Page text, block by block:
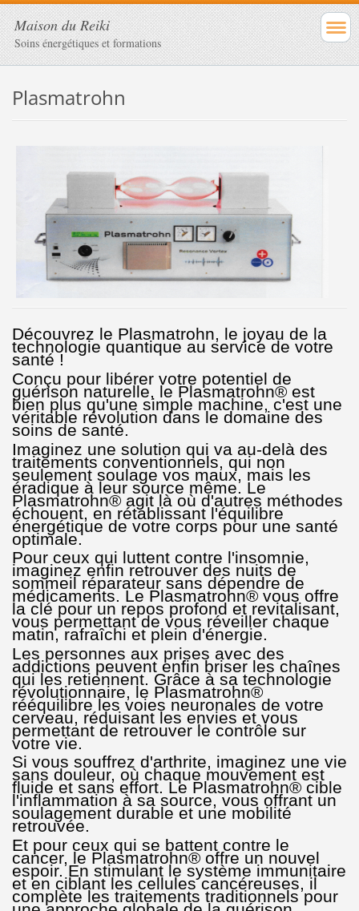
Maison du Reiki
Soins énergétiques et formations
Plasmatrohn
Découvrez le Plasmatrohn, le joyau de la
technologie quantique au service de votre
santé !
Conçu pour libérer votre potentiel de
guérison naturelle, le Plasmatrohn® est
bien plus qu'une simple machine, c'est une
véritable révolution dans le domaine des
soins de santé.
Imaginez une solution qui va au-delà des
traitements conventionnels, qui non
seulement soulage vos maux, mais les
éradique à leur source même. Le
Plasmatrohn® agit là où d'autres méthodes
échouent, en rétablissant l'équilibre
énergétique de votre corps pour une santé
optimale.
Pour ceux qui luttent contre l'insomnie,
imaginez enfin retrouver des nuits de
sommeil réparateur sans dépendre de
médicaments. Le Plasmatrohn® vous offre
la clé pour un repos profond et revitalisant,
vous permettant de vous réveiller chaque
matin, rafraîchi et plein d'énergie.
Les personnes aux prises avec des
addictions peuvent enfin briser les chaînes
qui les retiennent. Grâce à sa technologie
révolutionnaire, le Plasmatrohn®
rééquilibre les voies neuronales de votre
cerveau, réduisant les envies et vous
permettant de retrouver le contrôle sur
votre vie.
Si vous souffrez d'arthrite, imaginez une vie
sans douleur, où chaque mouvement est
fluide et sans effort. Le Plasmatrohn® cible
l'inflammation à sa source, vous offrant un
soulagement durable et une mobilité
retrouvée.
Et pour ceux qui se battent contre le
cancer, le Plasmatrohn® offre un nouvel
espoir. En stimulant le système immunitaire
et en ciblant les cellules cancéreuses, il
complète les traitements traditionnels pour